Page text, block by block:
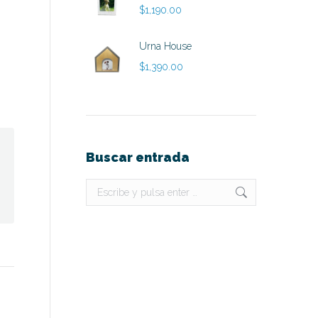
$1,190.00
Urna House
$1,390.00
Buscar entrada
Buscar: